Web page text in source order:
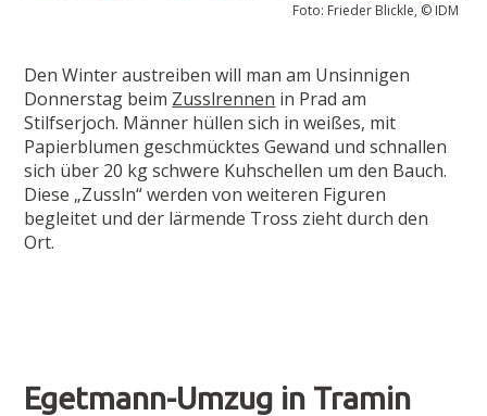
Foto: Frieder Blickle, © IDM
Den Winter austreiben will man am Unsinnigen
Donnerstag beim Zusslrennen in Prad am
Stilfserjoch. Männer hüllen sich in weißes, mit
Papierblumen geschmücktes Gewand und schnallen
sich über 20 kg schwere Kuhschellen um den Bauch.
Diese „Zussln“ werden von weiteren Figuren
begleitet und der lärmende Tross zieht durch den
Ort.
Egetmann-Umzug in Tramin